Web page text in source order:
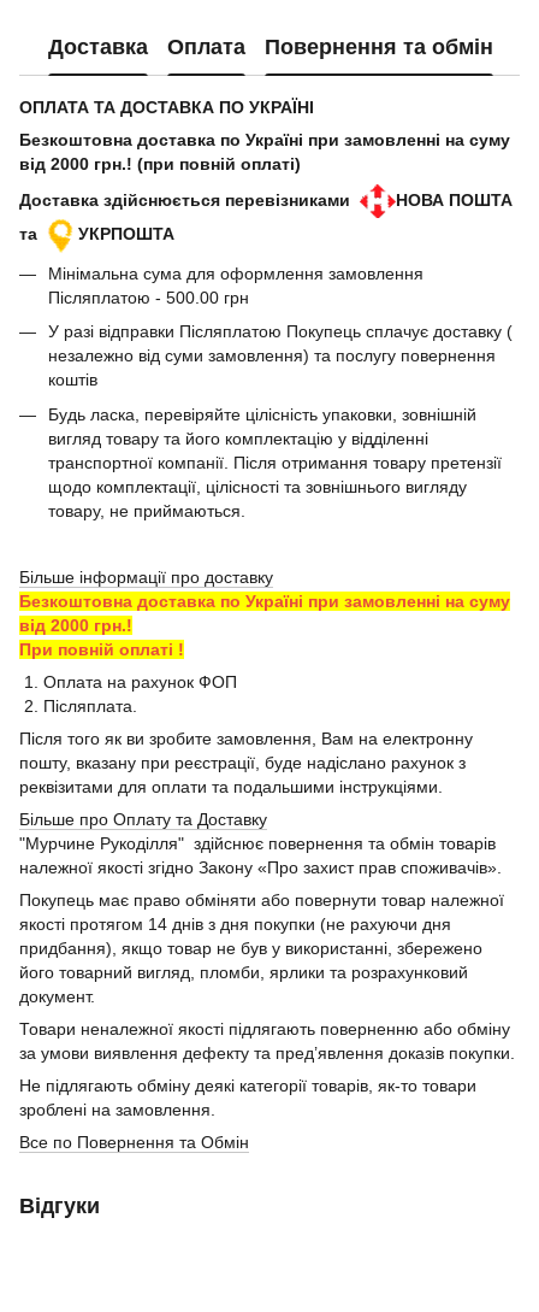
Доставка Оплата Повернення та обмін
ОПЛАТА ТА ДОСТАВКА ПО УКРАЇНІ
Безкоштовна доставка по Україні при замовленні на суму
від 2000 грн.! (при повній оплаті)
Доставка здійснюється перевізниками
НОВА ПОШТА
та
УКРПОШТА
Мінімальна сума для оформлення замовлення
Післяплатою - 500.00 грн
У разі відправки Післяплатою Покупець сплачує доставку (
незалежно від суми замовлення) та послугу повернення
коштів
Будь ласка, перевіряйте цілісність упаковки, зовнішній
вигляд товару та його комплектацію у відділенні
транспортної компанії. Після отримання товару претензії
щодо комплектації, цілісності та зовнішнього вигляду
товару, не приймаються.
Більше інформації про доставку
Безкоштовна доставка по Україні при замовленні на суму
від 2000 грн.!
При повній оплаті !
1. Оплата на рахунок ФОП
2. Післяплата.
Після того як ви зробите замовлення, Вам на електронну
пошту, вказану при реєстрації, буде надіслано рахунок з
реквізитами для оплати та подальшими інструкціями.
Більше про Оплату та Доставку
"Мурчине Рукоділля" здійснює повернення та обмін товарів
належної якості згідно Закону «Про захист прав споживачів».
Покупець має право обміняти або повернути товар належної
якості протягом 14 днів з дня покупки (не рахуючи дня
придбання), якщо товар не був у використанні, збережено
його товарний вигляд, пломби, ярлики та розрахунковий
документ.
Товари неналежної якості підлягають поверненню або обміну
за умови виявлення дефекту та пред’явлення доказів покупки.
Не підлягають обміну деякі категорії товарів, як-то товари
зроблені на замовлення.
Все по Повернення та Обмін
Відгуки